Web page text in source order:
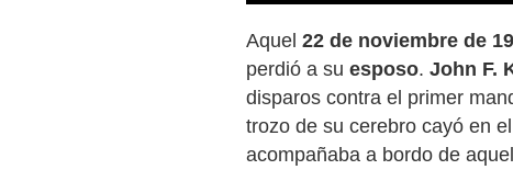
Aquel 22 de noviembre de
perdió a su esposo. John F.
disparos contra el primer
trozo de su cerebro cayó en el
acompañaba a bordo de